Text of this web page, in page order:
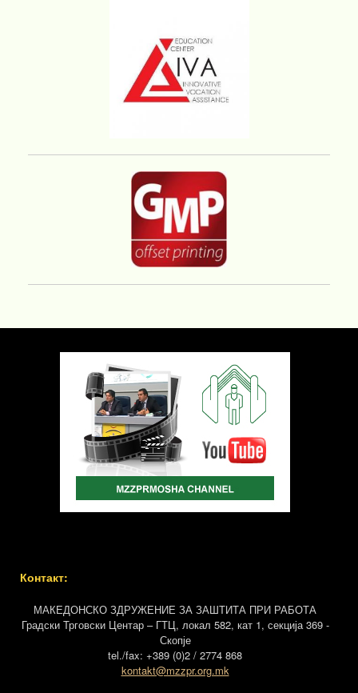
Контакт:
МАКЕДОНСКО ЗДРУЖЕНИЕ ЗА ЗАШТИТА ПРИ РАБОТА
Градски Трговски Центар – ГТЦ, локал 582, кат 1, секција 369 -
Скопје
tel./fax: +389 (0)2 / 2774 868
kontakt@mzzpr.org.mk